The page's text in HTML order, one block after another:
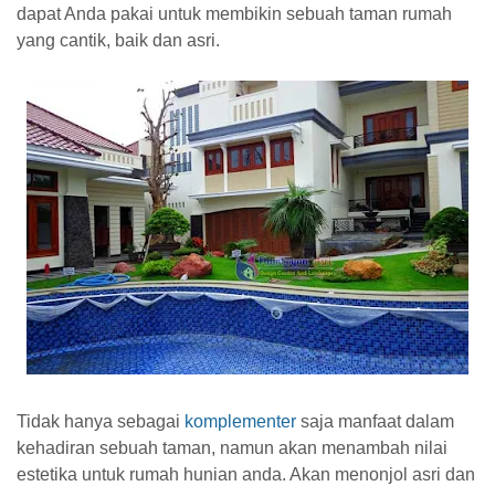
dapat Anda pakai untuk membikin sebuah taman rumah
yang cantik, baik dan asri.
Tidak hanya sebagai komplementer saja manfaat dalam
kehadiran sebuah taman, namun akan menambah nilai
estetika untuk rumah hunian anda. Akan menonjol asri dan